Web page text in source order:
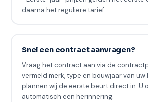
daarna het reguliere tarief
Snel een contract aanvragen?
Vraag het contract aan via de
vermeld merk, type en bouwjaar van
plannen wij de eerste beurt direct in. U
automatisch een herinnering.